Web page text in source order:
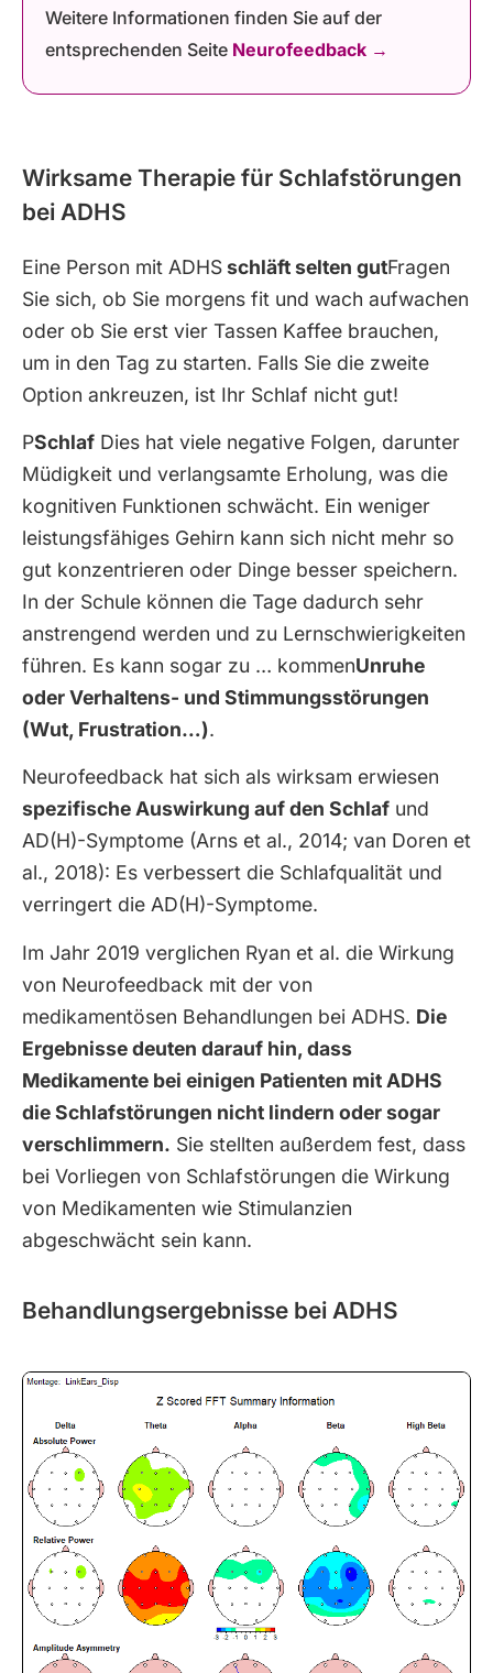
Weitere Informationen finden Sie auf der
entsprechenden Seite Neurofeedback →
Wirksame Therapie für Schlafstörungen
bei ADHS
Eine Person mit ADHSschläft selten gutFragen
Sie sich, ob Sie morgens fit und wach aufwachen
oder ob Sie erst vier Tassen Kaffee brauchen,
um in den Tag zu starten. Falls Sie die zweite
Option ankreuzen, ist Ihr Schlaf nicht gut!
PSchlaf Dies hat viele negative Folgen, darunter
Müdigkeit und verlangsamte Erholung, was die
kognitiven Funktionen schwächt. Ein weniger
leistungsfähiges Gehirn kann sich nicht mehr so ​​
gut konzentrieren oder Dinge besser speichern.
In der Schule können die Tage dadurch sehr
anstrengend werden und zu Lernschwierigkeiten
führen. Es kann sogar zu … kommenUnruhe
oder Verhaltens- und Stimmungsstörungen
(Wut, Frustration…).
Neurofeedback hat sich als wirksam erwiesen
spezifische Auswirkung auf den Schlaf und
AD(H)-Symptome (Arns et al., 2014; van Doren et
al., 2018): Es verbessert die Schlafqualität und
verringert die AD(H)-Symptome.
Im Jahr 2019 verglichen Ryan et al. die Wirkung
von Neurofeedback mit der von
medikamentösen Behandlungen bei ADHS. Die
Ergebnisse deuten darauf hin, dass
Medikamente bei einigen Patienten mit ADHS
die Schlafstörungen nicht lindern oder sogar
verschlimmern. Sie stellten außerdem fest, dass
bei Vorliegen von Schlafstörungen die Wirkung
von Medikamenten wie Stimulanzien
abgeschwächt sein kann.
Behandlungsergebnisse bei ADHS